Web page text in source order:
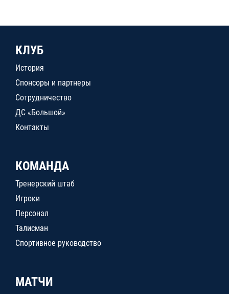
КЛУБ
История
Спонсоры и партнеры
Сотрудничество
ДС «Большой»
Контакты
КОМАНДА
Тренерский штаб
Игроки
Персонал
Талисман
Спортивное руководство
МАТЧИ